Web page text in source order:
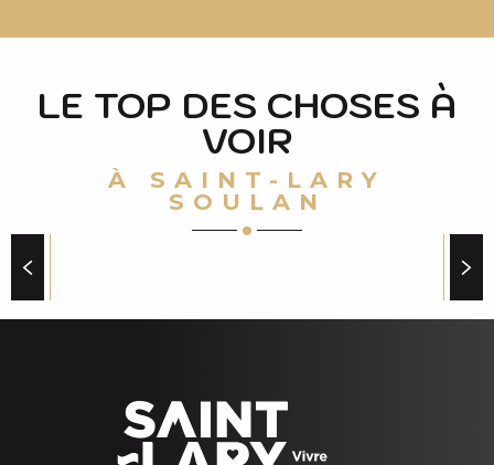
LE TOP DES CHOSES À
VOIR
À SAINT-LARY
SOULAN